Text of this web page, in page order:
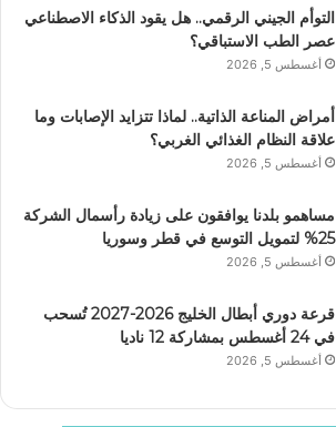
التوأم الجيني الرقمي.. هل يقود الذكاء الاصطناعي
عصر الطب الاستباقي؟
أغسطس 5, 2026
أمراض المناعة الذاتية.. لماذا تتزايد الإصابات وما
علاقة النظام الغذائي الغربي؟
أغسطس 5, 2026
مساهمو بلدنا يوافقون على زيادة رأسمال الشركة
25% لتمويل التوسع في قطر وسوريا
أغسطس 5, 2026
قرعة دوري أبطال الخليج 2026-2027 تُسحب
في 24 أغسطس بمشاركة 12 ناديا
أغسطس 5, 2026